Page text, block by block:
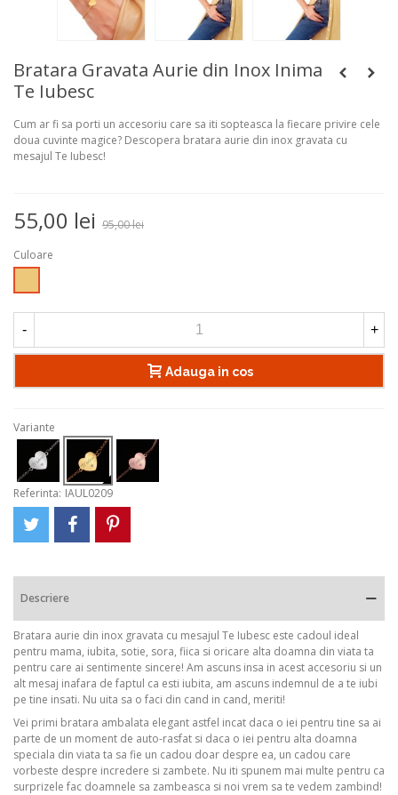
Bratara Gravata Aurie din Inox Inima
Te Iubesc
Cum ar fi sa porti un accesoriu care sa iti sopteasca la fiecare privire cele
doua cuvinte magice? Descopera bratara aurie din inox gravata cu
mesajul Te Iubesc!
55,00 lei 95,00 lei
Culoare
- +
Adauga in cos
Variante
Referinta: IAUL0209
Descriere
Bratara aurie din inox gravata cu mesajul Te Iubesc este cadoul ideal
pentru mama, iubita, sotie, sora, fiica si oricare alta doamna din viata ta
pentru care ai sentimente sincere! Am ascuns insa in acest accesoriu si un
alt mesaj inafara de faptul ca esti iubita, am ascuns indemnul de a te iubi
pe tine insati. Nu uita sa o faci din cand in cand, meriti!
Vei primi bratara ambalata elegant astfel incat daca o iei pentru tine sa ai
parte de un moment de auto-rasfat si daca o iei pentru alta doamna
speciala din viata ta sa fie un cadou doar despre ea, un cadou care
vorbeste despre incredere si zambete. Nu iti spunem mai multe pentru ca
surprizele fac doamnele sa zambeasca si noi vrem sa te vedem zambind!